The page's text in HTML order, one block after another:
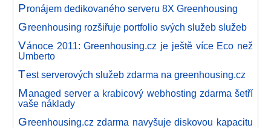
Pronájem dedikovaného serveru 8X Greenhousing
Greenhousing rozšiřuje portfolio svých služeb služeb
Vánoce 2011: Greenhousing.cz je ještě více Eco než
Umberto
Test serverových služeb zdarma na greenhousing.cz
Managed server a krabicový webhosting zdarma šetří
vaše náklady
Greenhousing.cz zdarma navyšuje diskovou kapacitu